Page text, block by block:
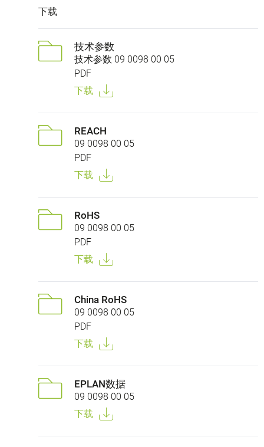
下载
技术参数
技术参数 09 0098 00 05
PDF
下载
REACH
09 0098 00 05
PDF
下载
RoHS
09 0098 00 05
PDF
下载
China RoHS
09 0098 00 05
PDF
下载
EPLAN数据
09 0098 00 05
下载